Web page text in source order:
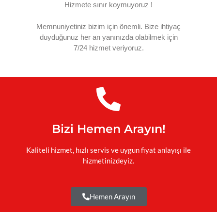
Hizmete sınır koymuyoruz !
Memnuniyetiniz bizim için önemli. Bize ihtiyaç
duyduğunuz her an yanınızda olabilmek için
7/24 hizmet veriyoruz.
Bizi Hemen Arayın!
Kaliteli hizmet, hızlı servis ve uygun fiyat anlayışı ile
hizmetinizdeyiz.
Hemen Arayın